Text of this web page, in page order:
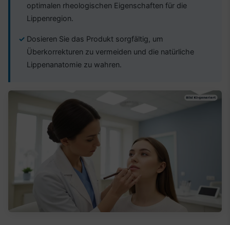
optimalen rheologischen Eigenschaften für die
Lippenregion.
Dosieren Sie das Produkt sorgfältig, um
Überkorrekturen zu vermeiden und die natürliche
Lippenanatomie zu wahren.